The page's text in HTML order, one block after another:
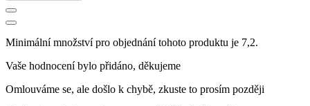
Minimální množství pro objednání tohoto produktu je 7,2.
Vaše hodnocení bylo přidáno, děkujeme
Omlouváme se, ale došlo k chybě, zkuste to prosím později